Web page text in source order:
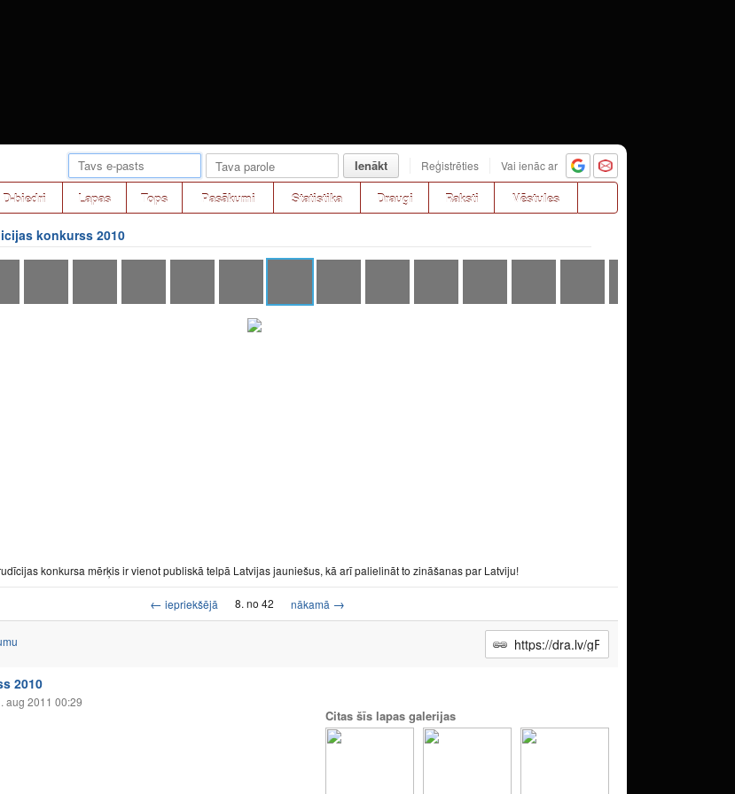
Ienākt Reģistrēties Vai ienāc ar
D-biedri Lapas Tops Pasākumi Statistika Draugi Raksti Vēstules
konkurss 2010
konkursa mērķis ir vienot publiskā telpā Latvijas jauniešus, kā arī palielināt to zināšanas par Latviju!
← iepriekšējā 8. no 42 nākamā →
2010
aug 2011 00:29
Citas šīs lapas galerijas